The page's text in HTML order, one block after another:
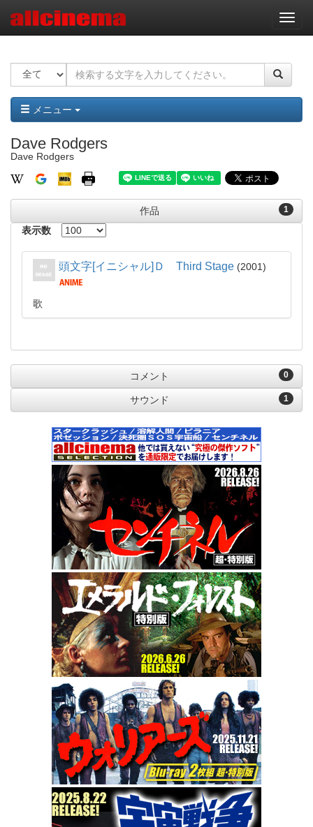
ナ
ビ
ー
ョ
ン
メニュー
Dave Rodgers
Dave Rodgers
1
作品
表示数
頭文字[イニシャル]Ｄ Third Stage 2001
歌
0
コメント
1
サウンド